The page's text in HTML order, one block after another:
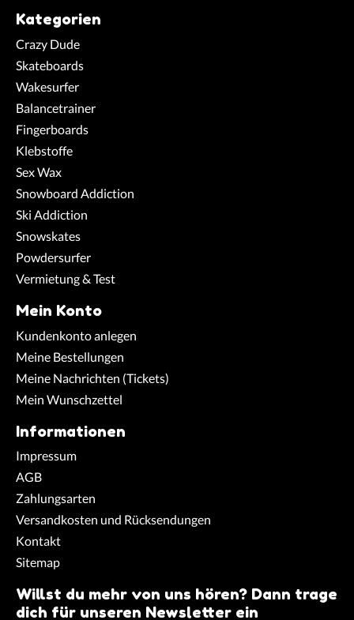
Kategorien
Crazy Dude
Skateboards
Wakesurfer
Balancetrainer
Fingerboards
Klebstoffe
Sex Wax
Snowboard Addiction
Ski Addiction
Snowskates
Powdersurfer
Vermietung & Test
Mein Konto
Kundenkonto anlegen
Meine Bestellungen
Meine Nachrichten (Tickets)
Mein Wunschzettel
Informationen
Impressum
AGB
Zahlungsarten
Versandkosten und Rücksendungen
Kontakt
Sitemap
Willst du mehr von uns hören? Dann trage
dich für unseren Newsletter ein